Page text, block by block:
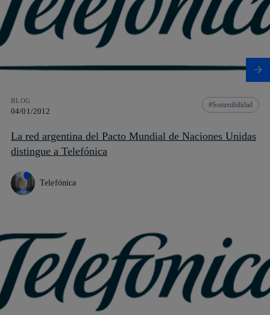
BLOG
04/01/2012
Sostenibilidad
La red argentina del Pacto Mundial de Naciones Unidas
distingue a Telefónica
Telefónica